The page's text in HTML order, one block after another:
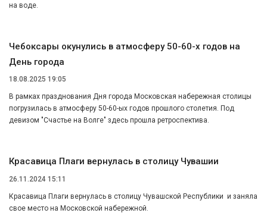
на воде.
Чебоксары окунулись в атмосферу 50-60-х годов на
День города
18.08.2025 19:05
В рамках празднования Дня города Московская набережная столицы
погрузилась в атмосферу 50-60-ых годов прошлого столетия. Под
девизом "Счастье на Волге" здесь прошла ретроспектива.
Красавица Плаги вернулась в столицу Чувашии
26.11.2024 15:11
Красавица Плаги вернулась в столицу Чувашской Республики и заняла
свое место на Московской набережной.